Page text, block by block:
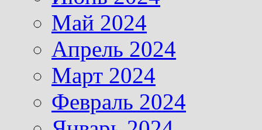
Май 2024
Апрель 2024
Март 2024
Февраль 2024